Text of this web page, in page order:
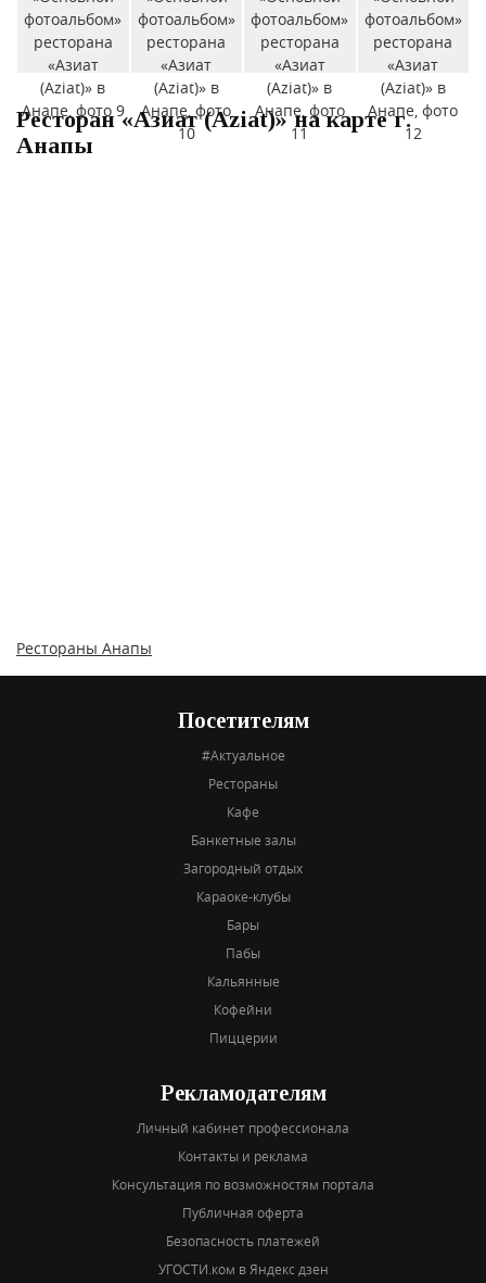
Ресторан «Азиат (Aziat)» на карте г.
Анапы
Рестораны Анапы
Посетителям
#Актуальное
Рестораны
Кафе
Банкетные залы
Загородный отдых
Караоке-клубы
Бары
Пабы
Кальянные
Кофейни
Пиццерии
Рекламодателям
Личный кабинет профессионала
Контакты и реклама
Консультация по возможностям портала
Публичная оферта
Безопасность платежей
УГОСТИ.ком в Яндекс дзен